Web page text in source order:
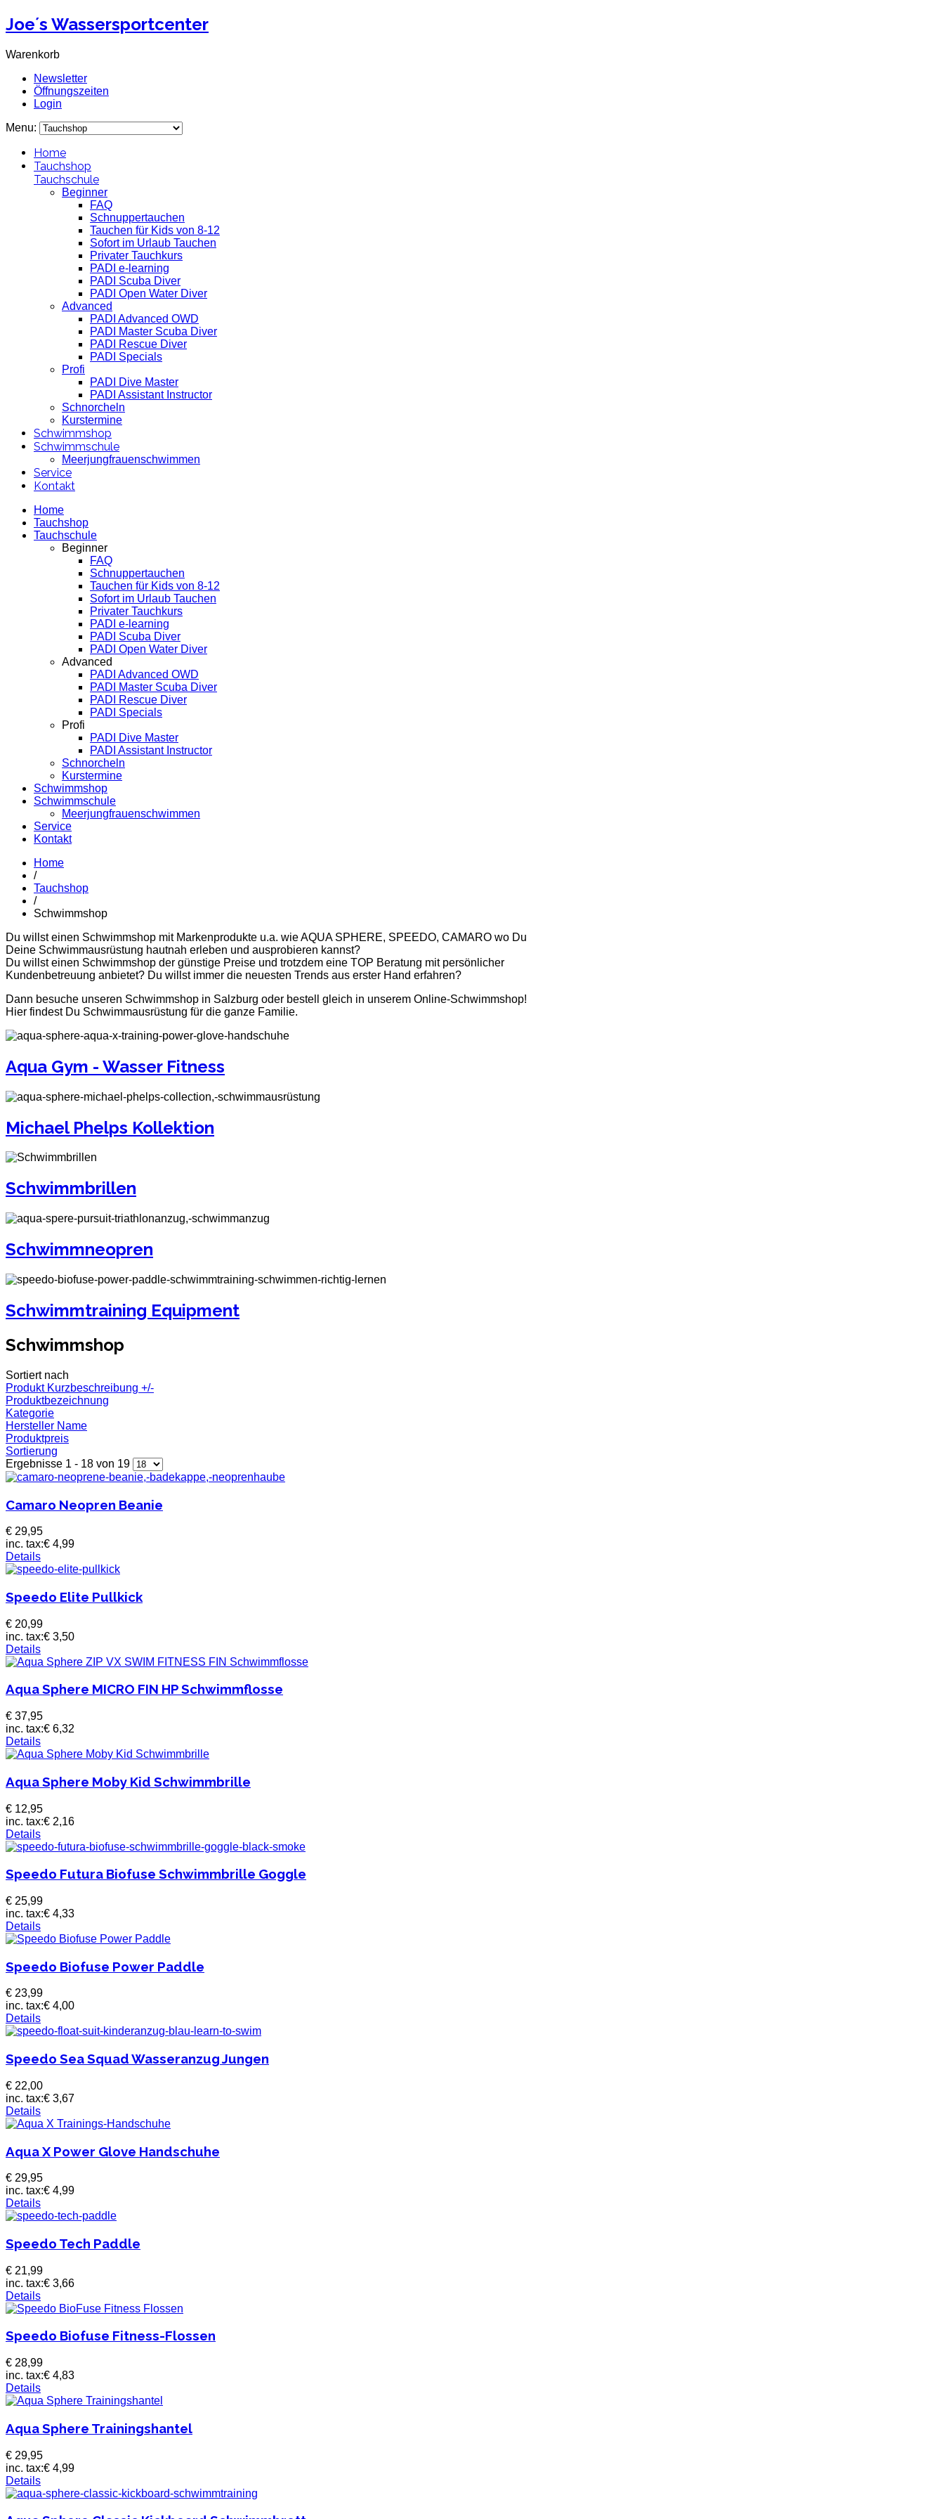
Joe´s Wassersportcenter
Warenkorb
Newsletter
Öffnungszeiten
Login
Menu:
Home
Tauchshop
Tauchschule
Beginner
FAQ
Schnuppertauchen
Tauchen für Kids von 8-12
Sofort im Urlaub Tauchen
Privater Tauchkurs
PADI e-learning
PADI Scuba Diver
PADI Open Water Diver
Advanced
PADI Advanced OWD
PADI Master Scuba Diver
PADI Rescue Diver
PADI Specials
Profi
PADI Dive Master
PADI Assistant Instructor
Schnorcheln
Kurstermine
Schwimmshop
Schwimmschule
Meerjungfrauenschwimmen
Service
Kontakt
Home
Tauchshop
Tauchschule
Beginner
FAQ
Schnuppertauchen
Tauchen für Kids von 8-12
Sofort im Urlaub Tauchen
Privater Tauchkurs
PADI e-learning
PADI Scuba Diver
PADI Open Water Diver
Advanced
PADI Advanced OWD
PADI Master Scuba Diver
PADI Rescue Diver
PADI Specials
Profi
PADI Dive Master
PADI Assistant Instructor
Schnorcheln
Kurstermine
Schwimmshop
Schwimmschule
Meerjungfrauenschwimmen
Service
Kontakt
Home
/
Tauchshop
/
Schwimmshop
Du willst einen Schwimmshop mit Markenprodukte u.a. wie AQUA SPHERE, SPEEDO, CAMARO wo Du
Deine Schwimmausrüstung hautnah erleben und ausprobieren kannst?
Du willst einen Schwimmshop der günstige Preise und trotzdem eine TOP Beratung mit persönlicher
Kundenbetreuung anbietet? Du willst immer die neuesten Trends aus erster Hand erfahren?
Dann besuche unseren Schwimmshop in Salzburg oder bestell gleich in unserem Online-Schwimmshop!
Hier findest Du Schwimmausrüstung für die ganze Familie.
Aqua Gym - Wasser Fitness
Michael Phelps Kollektion
Schwimmbrillen
Schwimmneopren
Schwimmtraining Equipment
Schwimmshop
Sortiert nach
Produkt Kurzbeschreibung +/-
Produktbezeichnung
Kategorie
Hersteller Name
Produktpreis
Sortierung
Ergebnisse 1 - 18 von 19
Camaro Neopren Beanie
€ 29,95
inc. tax:€ 4,99
Details
Speedo Elite Pullkick
€ 20,99
inc. tax:€ 3,50
Details
Aqua Sphere MICRO FIN HP Schwimmflosse
€ 37,95
inc. tax:€ 6,32
Details
Aqua Sphere Moby Kid Schwimmbrille
€ 12,95
inc. tax:€ 2,16
Details
Speedo Futura Biofuse Schwimmbrille Goggle
€ 25,99
inc. tax:€ 4,33
Details
Speedo Biofuse Power Paddle
€ 23,99
inc. tax:€ 4,00
Details
Speedo Sea Squad Wasseranzug Jungen
€ 22,00
inc. tax:€ 3,67
Details
Aqua X Power Glove Handschuhe
€ 29,95
inc. tax:€ 4,99
Details
Speedo Tech Paddle
€ 21,99
inc. tax:€ 3,66
Details
Speedo Biofuse Fitness-Flossen
€ 28,99
inc. tax:€ 4,83
Details
Aqua Sphere Trainingshantel
€ 29,95
inc. tax:€ 4,99
Details